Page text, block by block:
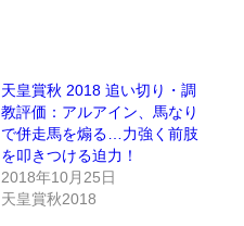
天皇賞秋 2018 追い切り・調
教評価：アルアイン、馬なり
で併走馬を煽る…力強く前肢
を叩きつける迫力！
2018年10月25日
天皇賞秋2018